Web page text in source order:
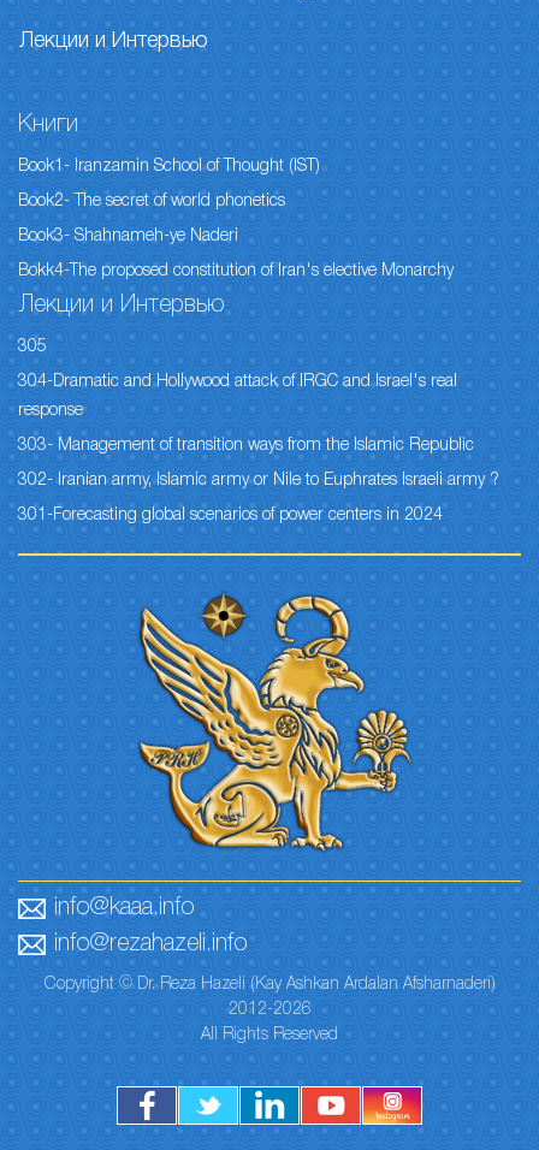
Лекции и Интервью
Книги
Book1- Iranzamin School of Thought (IST)
Book2- The secret of world phonetics
Book3- Shahnameh-ye Naderi
Bokk4-The proposed constitution of Iran's elective Monarchy
Лекции и Интервью
305
304-Dramatic and Hollywood attack of IRGC and Israel's real
response
303- Management of transition ways from the Islamic Republic
302- Iranian army, Islamic army or Nile to Euphrates Israeli army ?
301-Forecasting global scenarios of power centers in 2024
info@kaaa.info
info@rezahazeli.info
Copyright © Dr. Reza Hazeli (Kay Ashkan Ardalan Afsharnaderi)
2012-2026
All Rights Reserved